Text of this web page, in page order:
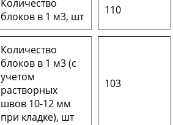
Количество
блоков в 1 м3, шт
110
Количество
блоков в 1 м3 (с
учетом
растворных
швов 10-12 мм
при кладке), шт
103